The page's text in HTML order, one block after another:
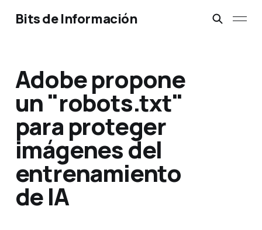
Bits de Información
Adobe propone
un "robots.txt"
para proteger
imágenes del
entrenamiento
de IA